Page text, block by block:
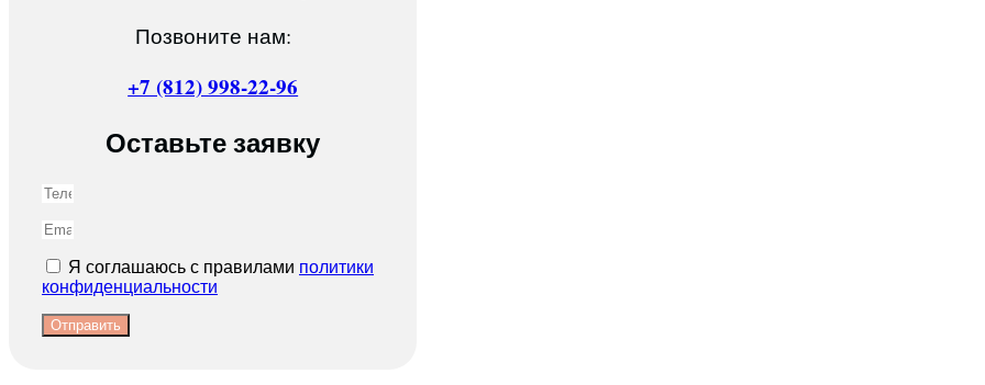
Позвоните нам:
+7 (812) 998-22-96
Оставьте заявку
Я соглашаюсь с правилами политики
конфиденциальности
Отправить